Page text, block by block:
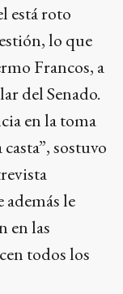
está roto
lo que
Francos, a
del Senado.
en la toma
sostuvo
además le
en las
todos los